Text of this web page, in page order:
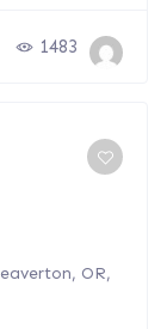
1483
OR,